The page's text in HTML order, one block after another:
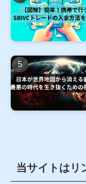
当サイトはリ